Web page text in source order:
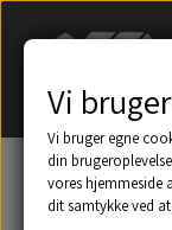
Vi
Vi bruger egne
din
vores hjemmeside
dit samtykke ved